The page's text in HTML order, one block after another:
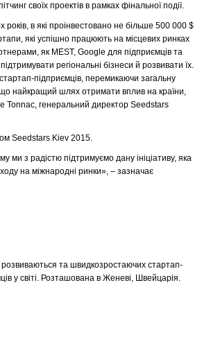
своїх проектів в рамках фінальної події.
в які проінвестовано не більше 500 000 $
які успішно працюють на місцевих ринках
як MEST, Google для підприємців та
регіональні бізнеси й розвивати їх.
підприємців, перемикаючи загальну
найкращий шлях отримати вплив на країни,
Tonnac, генеральний директор Seedstars
Seedstars Kiev 2015.
ми з радістю підтримуємо дану ініціативу, яка
на міжнародні ринки», – зазначає
та швидкозростаючих стартап-
у світі. Розташована в Женеві, Швейцарія.